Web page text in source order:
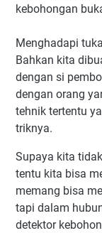
kebohongan
Menghadapi
Bahkan kita
dengan si
dengan orang
tehnik tertentu
triknya.
Supaya kita
tentu kita bisa
memang bisa
tapi dalam
detektor